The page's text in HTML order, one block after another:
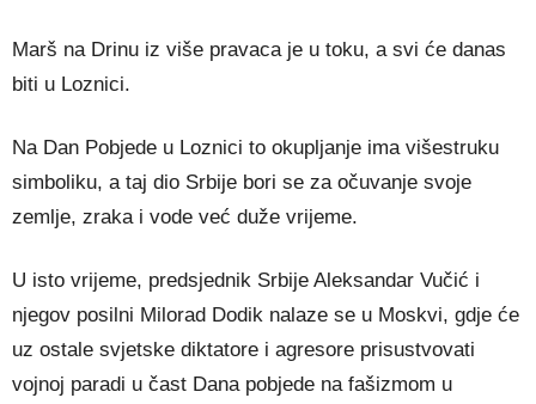
Marš na Drinu iz više pravaca je u toku, a svi će danas
biti u Loznici.
Na Dan Pobjede u Loznici to okupljanje ima višestruku
simboliku, a taj dio Srbije bori se za očuvanje svoje
zemlje, zraka i vode već duže vrijeme.
U isto vrijeme, predsjednik Srbije Aleksandar Vučić i
njegov posilni Milorad Dodik nalaze se u Moskvi, gdje će
uz ostale svjetske diktatore i agresore prisustvovati
vojnoj paradi u čast Dana pobjede na fašizmom u